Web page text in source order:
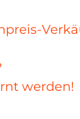
werden!